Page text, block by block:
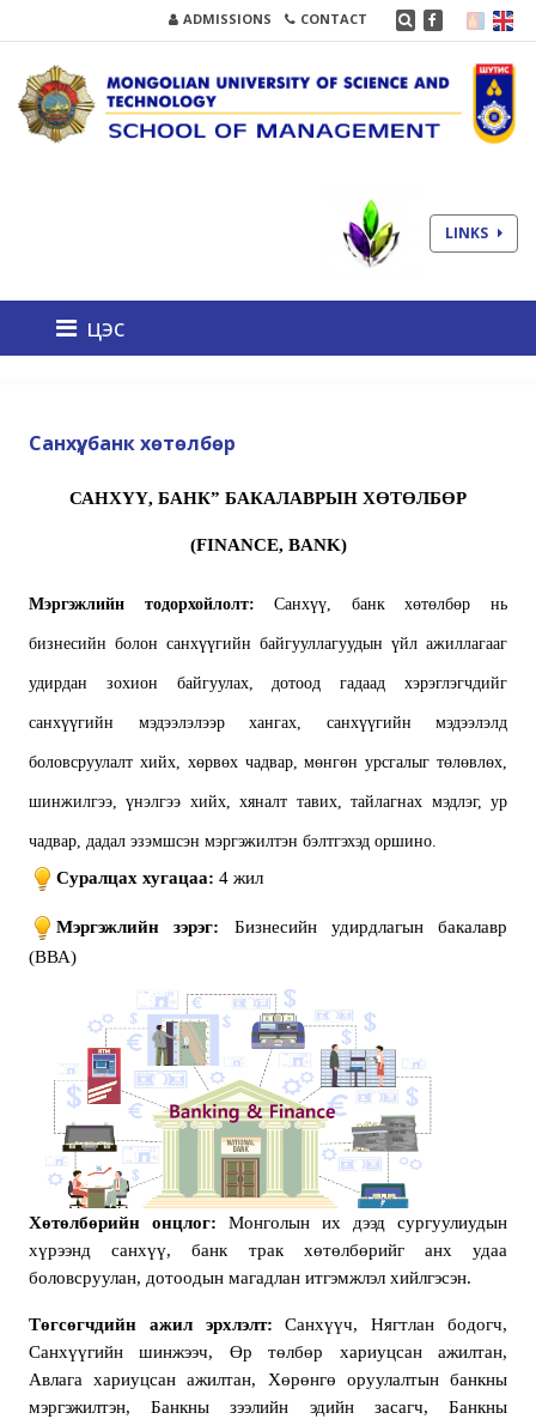
ADMISSIONS CONTACT
LINKS
цэс
Санхүү, банк хөтөлбөр
САНХҮҮ, БАНК” БАКАЛАВРЫН ХӨТӨЛБӨР
(FINANCE, BANK)
Мэргэжлийн тодорхойлолт: Санхүү, банк хөтөлбөр нь
бизнесийн болон санхүүгийн байгууллагуудын үйл ажиллагааг
удирдан зохион байгуулах, дотоод гадаад хэрэглэгчдийг
санхүүгийн мэдээлэлээр хангах, санхүүгийн мэдээлэлд
боловсруулалт хийх, хөрвөх чадвар, мөнгөн урсгалыг төлөвлөх,
шинжилгээ, үнэлгээ хийх, хяналт тавих, тайлагнах мэдлэг, ур
чадвар, дадал эзэмшсэн мэргэжилтэн бэлтгэхэд оршино.
Суралцах хугацаа: 4 жил
Мэргэжлийн зэрэг:
Бизнесийн удирдлагын бакалавр
(BВА)
Хөтөлбөрийн онцлог: Монголын их дээд сургуулиудын
хүрээнд санхүү, банк трак хөтөлбөрийг анх удаа
боловсруулан, дотоодын магадлан итгэмжлэл хийлгэсэн.
Төгсөгчдийн ажил эрхлэлт: Санхүүч, Нягтлан бодогч,
Санхүүгийн шинжээч, Өр төлбөр хариуцсан ажилтан,
Авлага хариуцсан ажилтан, Хөрөнгө оруулалтын банкны
мэргэжилтэн, Банкны зээлийн эдийн засагч, Банкны